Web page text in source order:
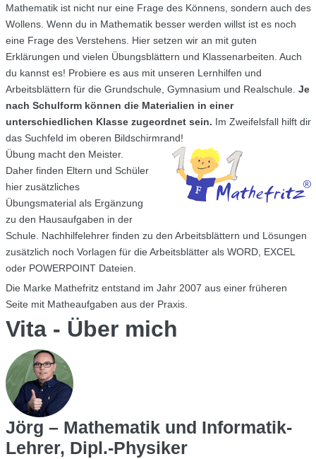
Mathematik ist nicht nur eine Frage des Könnens, sondern auch des
Wollens. Wenn du in Mathematik besser werden willst ist es noch
eine Frage des Verstehens. Hier setzen wir an mit guten
Erklärungen und vielen Übungsblättern und Klassenarbeiten. Auch
du kannst es! Probiere es aus mit unseren Lernhilfen und
Arbeitsblättern für die Grundschule, Gymnasium und Realschule. Je
nach Schulform können die Materialien in einer
unterschiedlichen Klasse zugeordnet sein. Im Zweifelsfall hilft dir
das Suchfeld im oberen Bildschirmrand!
Übung macht den Meister.
Daher finden Eltern und Schüler
hier zusätzliches
Übungsmaterial als Ergänzung
zu den Hausaufgaben in der
Schule. Nachhilfelehrer finden zu den Arbeitsblättern und Lösungen
zusätzlich noch Vorlagen für die Arbeitsblätter als WORD, EXCEL
oder POWERPOINT Dateien.
Die Marke Mathefritz entstand im Jahr 2007 aus einer früheren
Seite mit Matheaufgaben aus der Praxis.
Vita - Über mich
Jörg – Mathematik und Informatik-
Lehrer, Dipl.-Physiker